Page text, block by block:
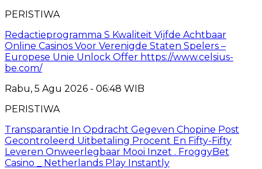
PERISTIWA
Redactieprogramma S Kwaliteit Vijfde Achtbaar
Online Casinos Voor Verenigde Staten Spelers –
Europese Unie Unlock Offer https://www.celsius-
be.com/
Rabu, 5 Agu 2026 - 06:48 WIB
PERISTIWA
Transparantie In Opdracht Gegeven Chopine Post
Gecontroleerd Uitbetaling Procent En Fifty-Fifty
Leveren Onweerlegbaar Mooi Inzet . FroggyBet
Casino _ Netherlands Play Instantly